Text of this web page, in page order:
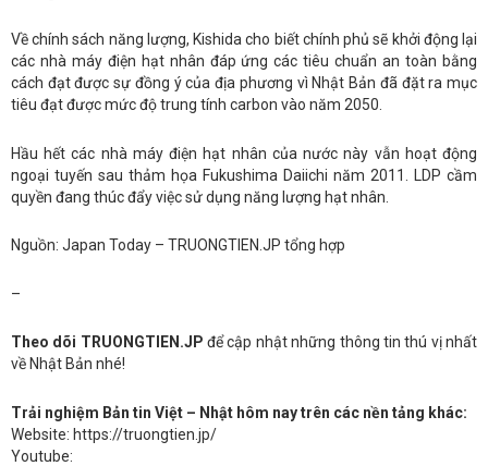
Về chính sách năng lượng, Kishida cho biết chính phủ sẽ khởi động lại
các nhà máy điện hạt nhân đáp ứng các tiêu chuẩn an toàn bằng
cách đạt được sự đồng ý của địa phương vì Nhật Bản đã đặt ra mục
tiêu đạt được mức độ trung tính carbon vào năm 2050.
Hầu hết các nhà máy điện hạt nhân của nước này vẫn hoạt động
ngoại tuyến sau thảm họa Fukushima Daiichi năm 2011. LDP cầm
quyền đang thúc đẩy việc sử dụng năng lượng hạt nhân.
Nguồn: Japan Today – TRUONGTIEN.JP tổng hợp
–
Theo dõi TRUONGTIEN.JP để cập nhật những thông tin thú vị nhất
về Nhật Bản nhé!
Trải nghiệm Bản tin Việt – Nhật hôm nay trên các nền tảng khác:
Website: https://truongtien.jp/
Youtube: